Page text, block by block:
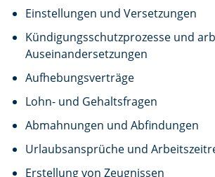
Einstellungen und Versetzungen
Kündigungsschutzprozesse und
Auseinandersetzungen
Aufhebungsverträge
Lohn- und Gehaltsfragen
Abmahnungen und Abfindungen
Urlaubsansprüche und
Erstellung von Zeugnissen